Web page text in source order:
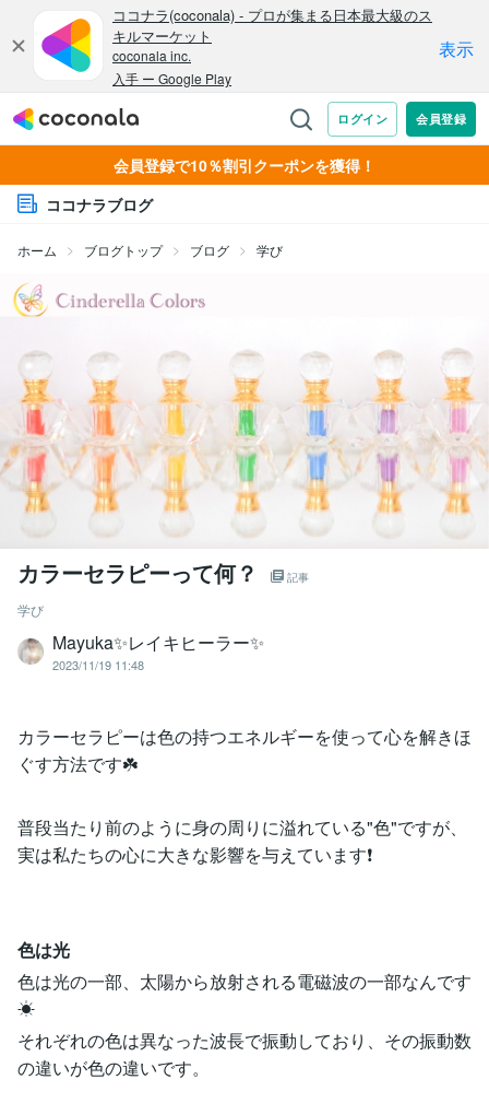
会員登録で10％割引クーポンを獲得！
ココナラブログ
ホーム ブログトップ ブログ 学び
カラーセラピーって何？ 記事
学び
Mayuka✨レイキヒーラー✨
2023/11/19 11:48
カラーセラピーは色の持つエネルギーを使って心を解きほ
ぐす方法です☘️
普段当たり前のように身の周りに溢れている"色"ですが、
実は私たちの心に大きな影響を与えています❗
色は光
色は光の一部、太陽から放射される電磁波の一部なんです
☀
それぞれの色は異なった波長で振動しており、その振動数
の違いが色の違いです。